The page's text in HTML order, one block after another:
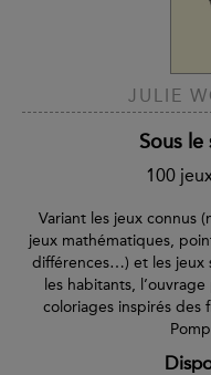
JULIE
Sous
100
Variant les jeux connus
jeux mathématiques,
différences…) et les jeux
les habitants,
coloriages inspirés des